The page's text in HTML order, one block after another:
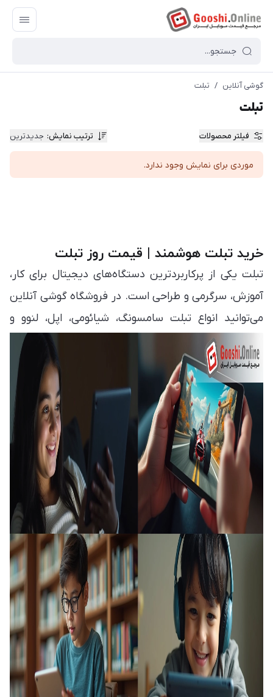
گوشی آنلاین / تبلت
تبلت
فیلتر محصولات ترتیب نمایش: جدیدترین
موردی برای نمایش وجود ندارد.
خرید تبلت هوشمند | قیمت روز تبلت
تبلت یکی از پرکاربردترین دستگاه‌های دیجیتال برای کار،
آموزش، سرگرمی و طراحی است. در فروشگاه گوشی آنلاین
می‌توانید انواع تبلت سامسونگ، شیائومی، اپل، لنوو و
هواوی را با قیمت روز، گارانتی اصلی و تضمین اصالت کالا
خریداری کنید. تمام مدل‌های موجود در صفحه تبلت
گوشی آنلاین به‌صورت منظم به‌روزرسانی می‌شوند تا
قیمت‌ها با بازار واقعی مطابقت داشته باشند.